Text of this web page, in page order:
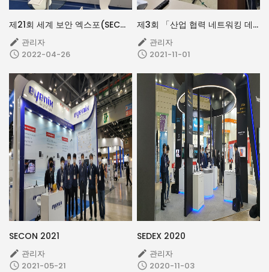
제21회 세계 보안 엑스포(SECON & eGISEC 2022)
 관리자
 2022-04-26
제3회 「산업 협력 네트워킹 데이」
 관리자
 2021-11-01
SECON 2021
 관리자
 2021-05-21
SEDEX 2020
 관리자
 2020-11-03